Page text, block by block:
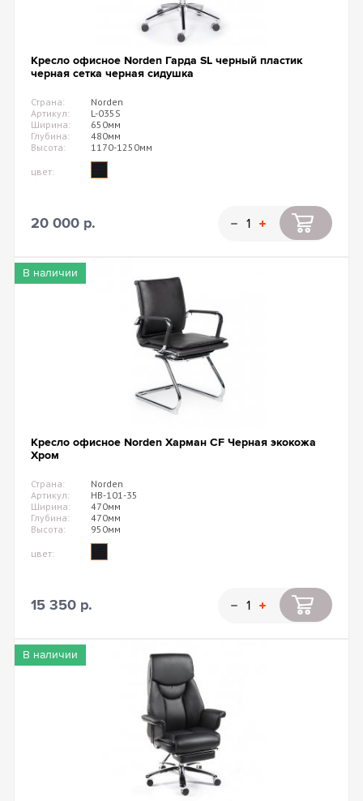
Кресло офисное Norden Гарда SL черный пластик
черная сетка черная сидушка
Страна:
Norden
Артикул:
L-035S
Ширина:
650мм
Глубина:
480мм
Высота:
1170-1250мм
цвет:
20 000 р.
В наличии
Кресло офисное Norden Харман CF Черная экокожа
Хром
Страна:
Norden
Артикул:
HB-101-35
Ширина:
470мм
Глубина:
470мм
Высота:
950мм
цвет:
15 350 р.
В наличии